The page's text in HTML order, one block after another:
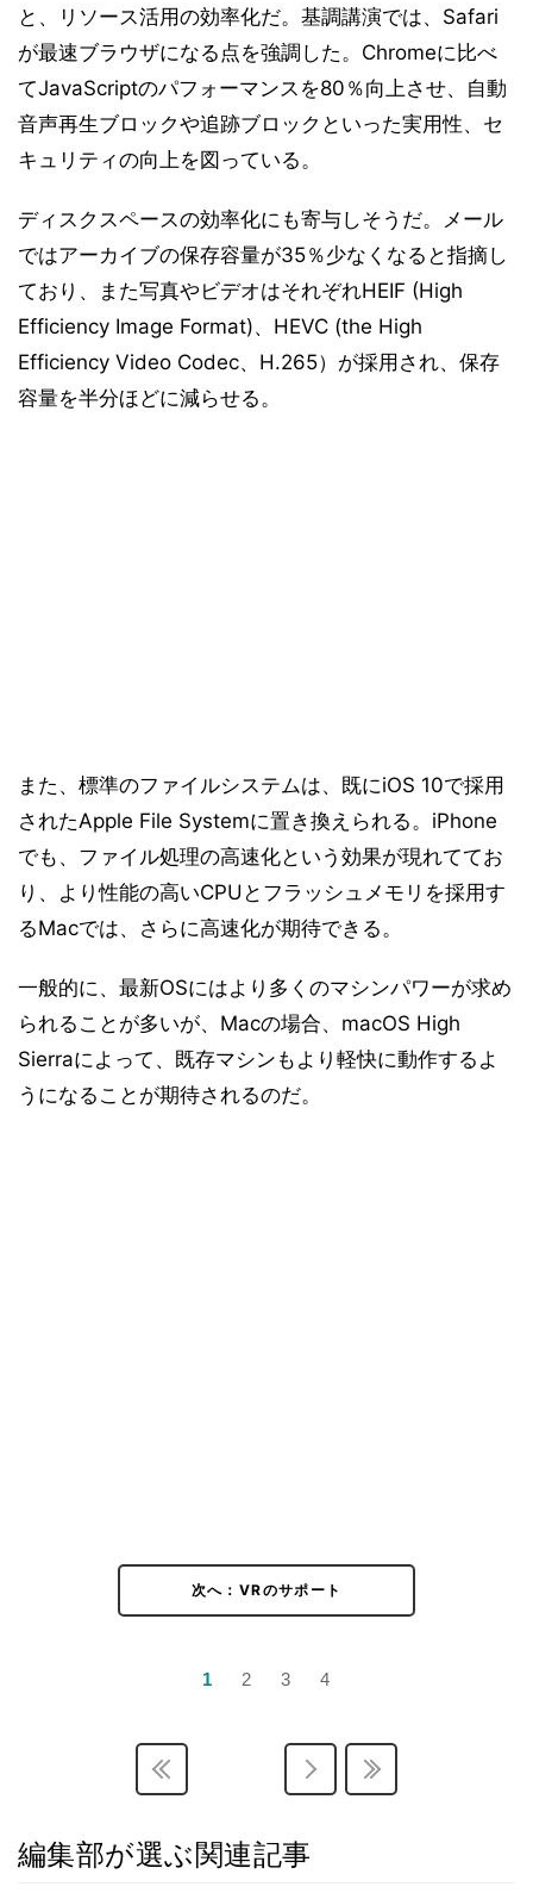
と、リソース活用の効率化だ。基調講演では、Safari
が最速ブラウザになる点を強調した。Chromeに比べ
てJavaScriptのパフォーマンスを80％向上させ、自動
音声再生ブロックや追跡ブロックといった実用性、セ
キュリティの向上を図っている。
ディスクスペースの効率化にも寄与しそうだ。メール
ではアーカイブの保存容量が35％少なくなると指摘し
ており、また写真やビデオはそれぞれHEIF (High
Efficiency Image Format)、HEVC (the High
Efficiency Video Codec、H.265）が採用され、保存
容量を半分ほどに減らせる。
また、標準のファイルシステムは、既にiOS 10で採用
されたApple File Systemに置き換えられる。iPhone
でも、ファイル処理の高速化という効果が現れててお
り、より性能の高いCPUとフラッシュメモリを採用す
るMacでは、さらに高速化が期待できる。
一般的に、最新OSにはより多くのマシンパワーが求め
られることが多いが、Macの場合、macOS High
Sierraによって、既存マシンもより軽快に動作するよ
うになることが期待されるのだ。
次へ：VRのサポート
1 2 3 4
編集部が選ぶ関連記事